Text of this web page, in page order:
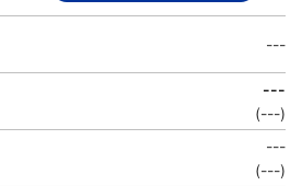
---
---
(---)
---
(---)